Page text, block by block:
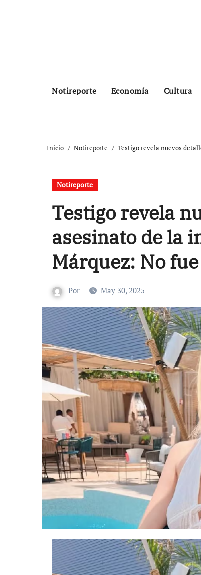
Notireporte Economía Cultura
Inicio Notireporte Testigo revela nuevos
Notireporte
Testigo revela
asesinato de la
Márquez: No
Por May 30, 2025